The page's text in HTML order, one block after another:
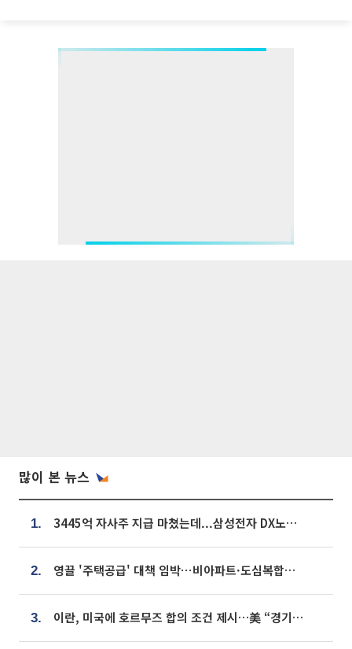
많이 본 뉴스
1. 3445억 자사주 지급 마쳤는데...삼성전자 DX노조, 뒤늦은 '떼쓰기 집회'
2. 영끌 '주택공급' 대책 임박⋯비아파트·도심복합까지 총동원
3. 이란, 미국에 호르무즈 합의 조건 제시…美 “경기 아직 안 끝나” [종합]